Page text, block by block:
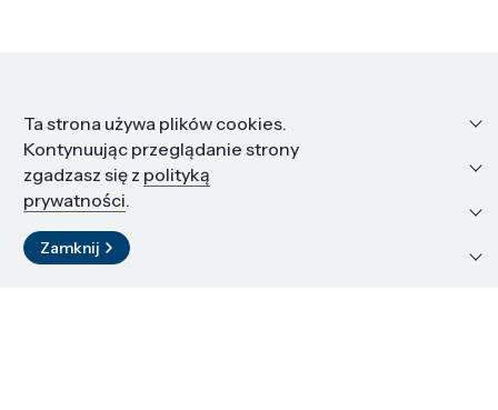
Informacje
Edukacja i kariera
Zasoby i materiały
Kontakt
Ta strona używa plików cookies.
Kontynuując przeglądanie strony
zgadzasz się z polityką
prywatności.
Zamknij